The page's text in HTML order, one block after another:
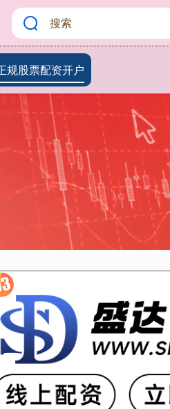
规股票配资开户